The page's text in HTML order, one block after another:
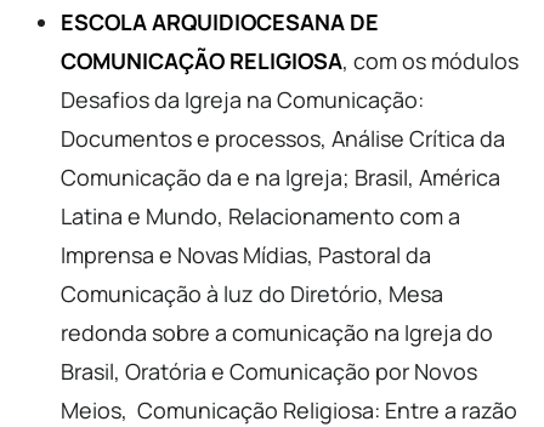
ESCOLA ARQUIDIOCESANA DE
COMUNICAÇÃO RELIGIOSA, com os módulos
Desafios da Igreja na Comunicação:
Documentos e processos, Análise Crítica da
Comunicação da e na Igreja; Brasil, América
Latina e Mundo, Relacionamento com a
Imprensa e Novas Mídias, Pastoral da
Comunicação à luz do Diretório, Mesa
redonda sobre a comunicação na Igreja do
Brasil, Oratória e Comunicação por Novos
Meios, Comunicação Religiosa: Entre a razão